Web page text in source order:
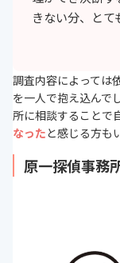
きない分、とて
調査内容によっては
を一人で抱え込んで
所に相談することで
なったと感じる方も
原一探偵事務